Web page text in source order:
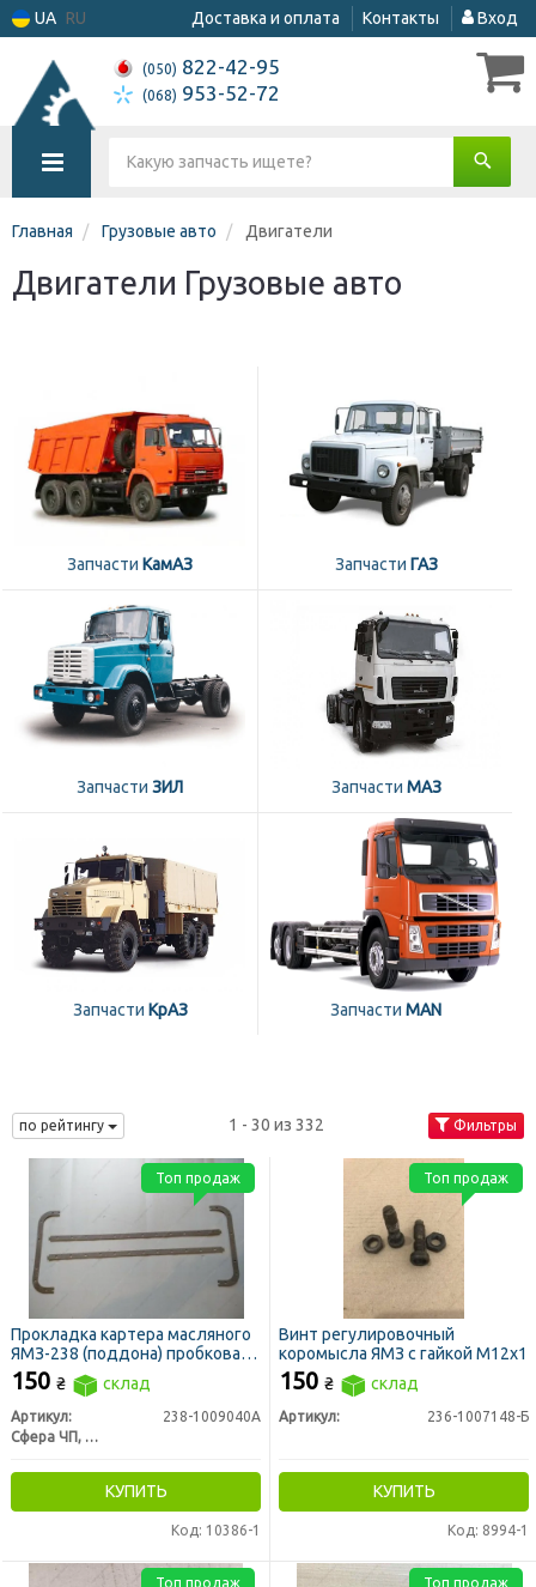
UA RU Доставка и оплата Контакты Вход
(050) 822-42-95
(068) 953-52-72
Главная Грузовые авто Двигатели
Двигатели Грузовые авто
Запчасти КамАЗ Запчасти ГАЗ
Запчасти ЗИЛ Запчасти МАЗ
Запчасти КрАЗ Запчасти MAN
по рейтингу 1 - 30 из 332 Фильтры
Прокладка картера масляного
ЯМЗ-238 (поддона) пробковая
(пр-во Украина)
150 ₴ склад
Артикул:
238-1009040А
Сфера ЧП, Украина
КУПИТЬ
Код: 10386-1
Топ продаж
Винт регулировочный
коромысла ЯМЗ с гайкой М12х1
150 ₴ склад
Артикул: 236-1007148-Б
КУПИТЬ
Код: 8994-1
Топ продаж
Топ продаж Топ продаж